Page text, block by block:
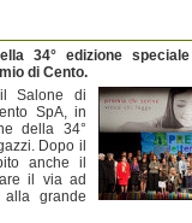
34° edizione
di Cento.
Salone di
SpA, in
della 34°
Dopo il
anche il
il via ad
grande